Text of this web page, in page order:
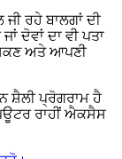
ਰਹੇ ਬਾਲਗਾਂ ਦੀ
ਦੋਵਾਂ ਦਾ ਵੀ ਪਤਾ
ਅਤੇ ਆਪਣੀ
ਸ਼ੈਲੀ ਪ੍ਰੋਗਰਾਮ ਹੈ
ਰਾਹੀਂ ਐਕਸੈਸ